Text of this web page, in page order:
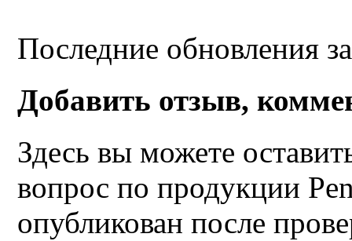
Последние обновления
Добавить отзыв,
Здесь вы можете
вопрос по продукции
опубликован после